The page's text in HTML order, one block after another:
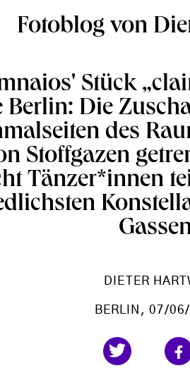
Fotoblog von
Stück
Berlin: Die
des
Stoffgazen
Tänzer*innen
DIETER
BERLIN , 07/06/